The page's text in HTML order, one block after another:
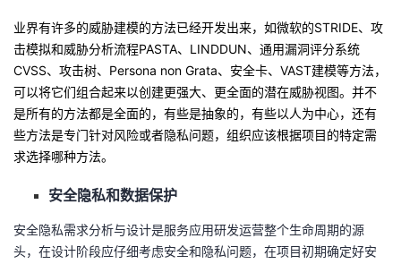
业界有许多的威胁建模的方法已经开发出来，如微软的STRIDE、攻
击模拟和威胁分析流程PASTA、 L INDDUN、通用漏洞评分系统
CVSS、攻击树、Persona non Grata、安全卡、VAST建模等方法，
可以将它们组合起来以创建更强大、更全面的潜在威胁视图。并不
是所有的方法都是全面的，有些是抽象的，有些以人为中心，还有
些方法是专门针对风险或者隐私问题，组织应该根据项目的特定需
求选择哪种方法。
安全隐私和数据保护
安全隐私需求分析与设计是服务应用研发运营整个生命周期的源
头，在设计阶段应仔细考虑安全和隐私问题，在项目初期确定好安